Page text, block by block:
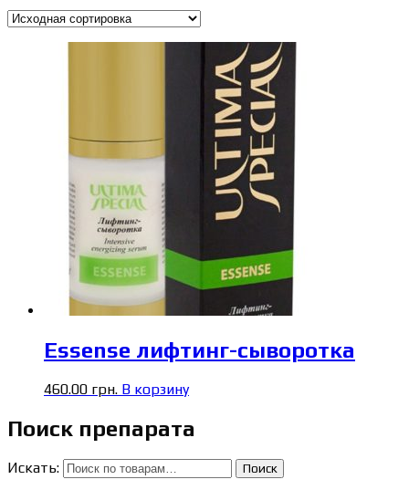
Essense лифтинг-сыворотка
460.00 грн. В корзину
Поиск препарата
Искать: Поиск